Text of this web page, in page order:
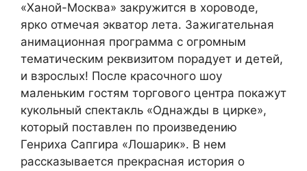
«Ханой-Москва» закружится в хороводе,
ярко отмечая экватор лета. Зажигательная
анимационная программа с огромным
тематическим реквизитом порадует и детей,
и взрослых! После красочного шоу
маленьким гостям торгового центра покажут
кукольный спектакль «Однажды в цирке»,
который поставлен по произведению
Генриха Сапгира «Лошарик». В нем
рассказывается прекрасная история о